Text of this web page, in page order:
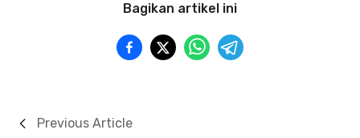
Bagikan artikel ini
Previous Article